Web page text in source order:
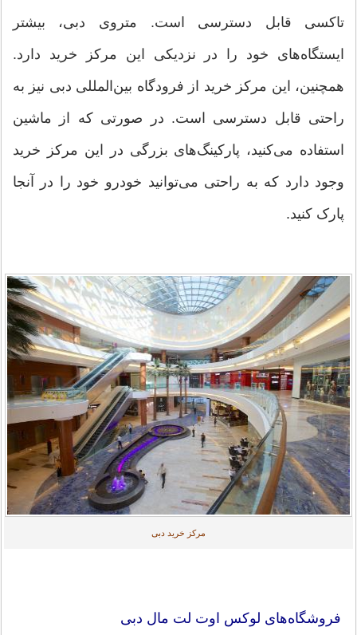
تاکسی قابل دسترسی است. متروی دبی، بیشتر
ایستگاه‌های خود را در نزدیکی این مرکز خرید دارد.
همچنین، این مرکز خرید از فرودگاه بین‌المللی دبی نیز به
راحتی قابل دسترسی است. در صورتی که از ماشین
استفاده می‌کنید، پارکینگ‌های بزرگی در این مرکز خرید
وجود دارد که به راحتی می‌توانید خودرو خود را در آنجا
پارک کنید.
مرکز خرید دبی
فروشگاه‌های لوکس اوت لت مال دبی